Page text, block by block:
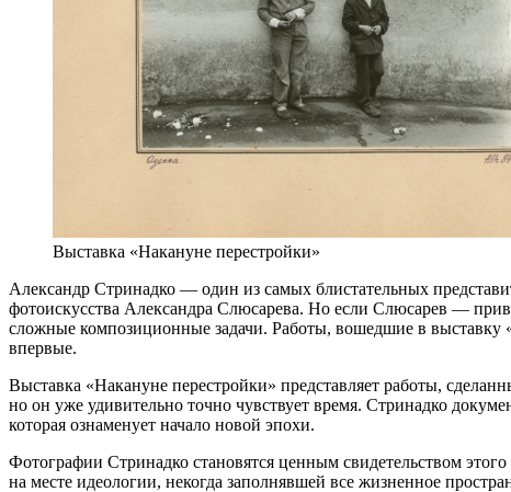
Выставка «Накануне перестройки»
Александр Стринадко — один из самых блистательных
фотоискусства Александра Слюсарева. Но если Слюсарев —
сложные композиционные задачи. Работы, вошедшие в
впервые.
Выставка «Накануне перестройки» представляет работы,
но он уже удивительно точно чувствует время. Стринадко
которая ознаменует начало новой эпохи.
Фотографии Стринадко становятся ценным свидетельством
на месте идеологии, некогда заполнявшей все жизненное